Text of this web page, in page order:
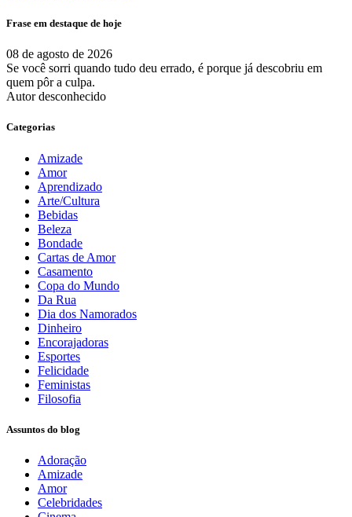
Frase em destaque de hoje
08 de agosto de 2026
Se você sorri quando tudo deu errado, é porque já descobriu em
quem pôr a culpa.
Autor desconhecido
Categorias
Amizade
Amor
Aprendizado
Arte/Cultura
Bebidas
Beleza
Bondade
Cartas de Amor
Casamento
Copa do Mundo
Da Rua
Dia dos Namorados
Dinheiro
Encorajadoras
Esportes
Felicidade
Feministas
Filosofia
Assuntos do blog
Adoração
Amizade
Amor
Celebridades